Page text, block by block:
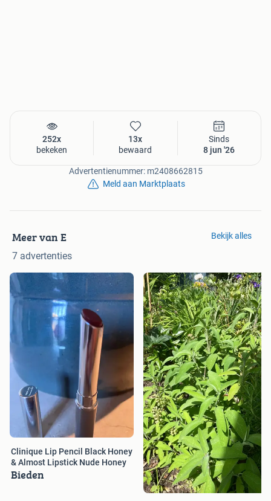
252x
bekeken
13x
bewaard
Sinds
8 jun '26
Advertentienummer: m2408662815
Meld aan Marktplaats
Meer van E
7 advertenties
Bekijk alles
Clinique Lip Pencil Black Honey
& Almost Lipstick Nude Honey
Bieden